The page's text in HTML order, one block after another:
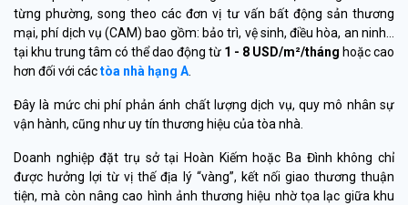
từng phường, song theo các đơn vị tư vấn bất động sản thương
mại, phí dịch vụ (CAM) bao gồm: bảo trì, vệ sinh, điều hòa, an ninh…
tại khu trung tâm có thể dao động từ 1 - 8 USD/m²/tháng hoặc cao
hơn đối với cáctòa nhà hạng A.
Đây là mức chi phí phản ánh chất lượng dịch vụ, quy mô nhân sự
vận hành, cũng như uy tín thương hiệu của tòa nhà.
Doanh nghiệp đặt trụ sở tại Hoàn Kiếm hoặc Ba Đình không chỉ
được hưởng lợi từ vị thế địa lý “vàng”, kết nối giao thương thuận
tiện, mà còn nâng cao hình ảnh thương hiệu nhờ tọa lạc giữa khu